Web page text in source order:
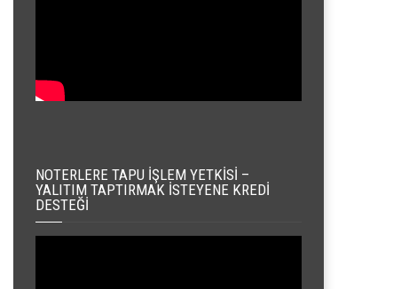
NOTERLERE TAPU İŞLEM YETKISI –
YALITIM TAPTIRMAK İSTEYENE KREDI
DESTEĞI